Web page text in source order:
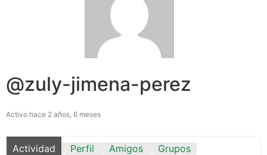
@zuly-jimena-perez
Activo hace 2 años, 6 meses
Actividad Perfil Amigos
Grupos